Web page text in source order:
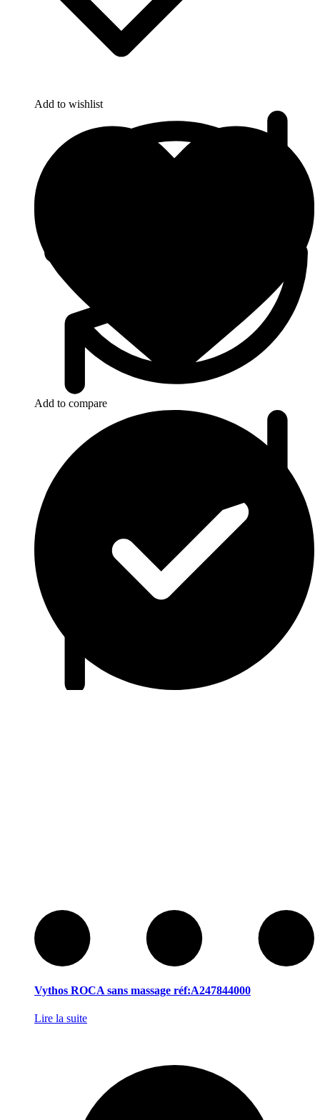
Add to wishlist
Add to compare
Vythos ROCA sans massage réf:A247844000
Lire la suite